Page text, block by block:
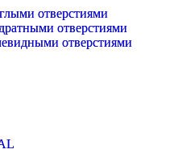
отверстиями
отверстиями
отверстиями